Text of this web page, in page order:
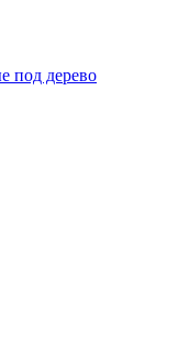
под дерево